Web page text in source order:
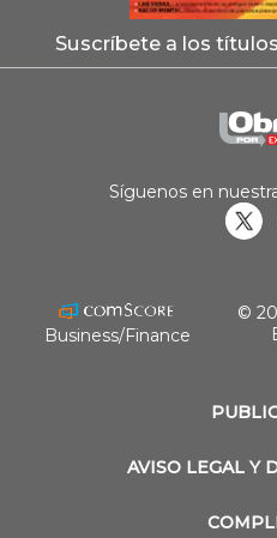
Suscríbete a los
AVISO LEGAL Y
Síguenos en
Business/Finance
©